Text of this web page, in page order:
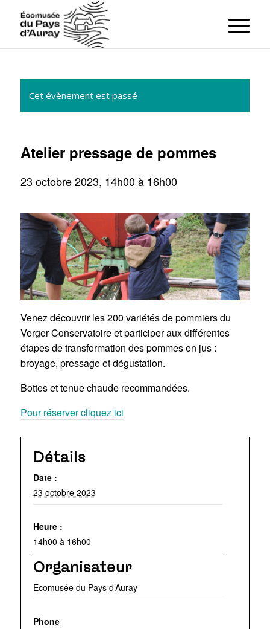
Cet évènement est passé
Atelier pressage de pommes
23 octobre 2023, 14h00à 16h00
Venez découvrir les 200 variétés de pommiers du
Verger Conservatoire et participer aux différentes
étapes de transformation des pommes en jus :
broyage, pressage et dégustation.
Bottes et tenue chaude recommandées.
Pour réserver cliquez ici
Détails
Date :
23 octobre 2023
Heure :
14h00 à 16h00
Organisateur
Ecomusée du Pays d’Auray
Phone